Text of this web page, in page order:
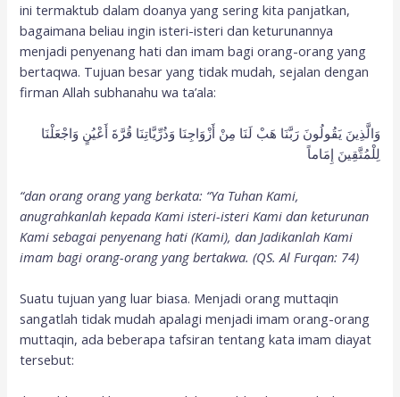
ini termaktub dalam doanya yang sering kita panjatkan,
bagaimana beliau ingin isteri-isteri dan keturunannya
menjadi penyenang hati dan imam bagi orang-orang yang
bertaqwa. Tujuan besar yang tidak mudah, sejalan dengan
firman Allah subhanahu wa ta’ala:
وَالَّذِينَ يَقُولُونَ رَبَّنَا هَبْ لَنَا مِنْ أَزْوَاجِنَا وَذُرِّيَّاتِنَا قُرَّةَ أَعْيُنٍ وَاجْعَلْنَا
لِلْمُتَّقِينَ إِمَاماً
“dan orang orang yang berkata: “Ya Tuhan Kami,
anugrahkanlah kepada Kami isteri-isteri Kami dan keturunan
Kami sebagai penyenang hati (Kami), dan Jadikanlah Kami
imam bagi orang-orang yang bertakwa. (QS. Al Furqan: 74)
Suatu tujuan yang luar biasa. Menjadi orang muttaqin
sangatlah tidak mudah apalagi menjadi imam orang-orang
muttaqin, ada beberapa tafsiran tentang kata imam diayat
tersebut: